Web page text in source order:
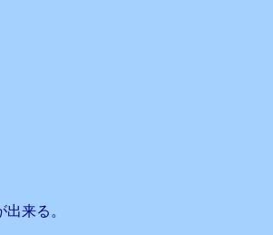
来る。